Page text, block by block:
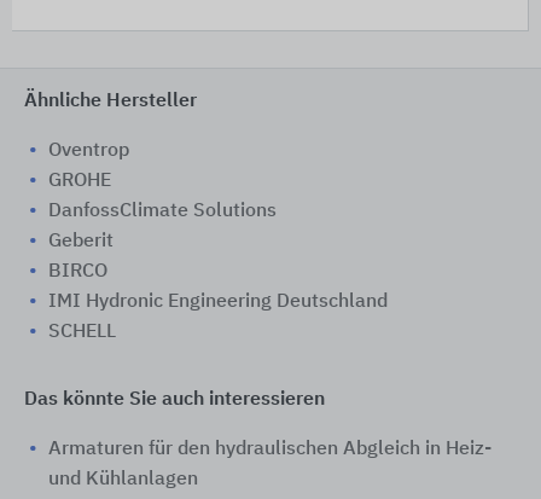
Ähnliche Hersteller
Oventrop
GROHE
DanfossClimate Solutions
Geberit
BIRCO
IMI Hydronic Engineering Deutschland
SCHELL
Das könnte Sie auch interessieren
Armaturen für den hydraulischen Abgleich in Heiz-
und Kühlanlagen